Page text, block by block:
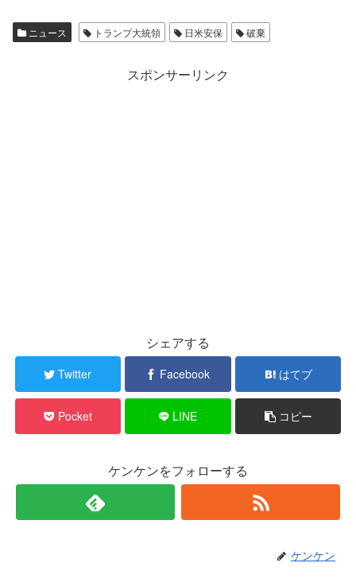
ニュース トランプ大統領 日米安保 破棄
スポンサーリンク
シェアする
Twitter Facebook はてブ
Pocket LINE コピー
ケンケンをフォローする
ケンケン